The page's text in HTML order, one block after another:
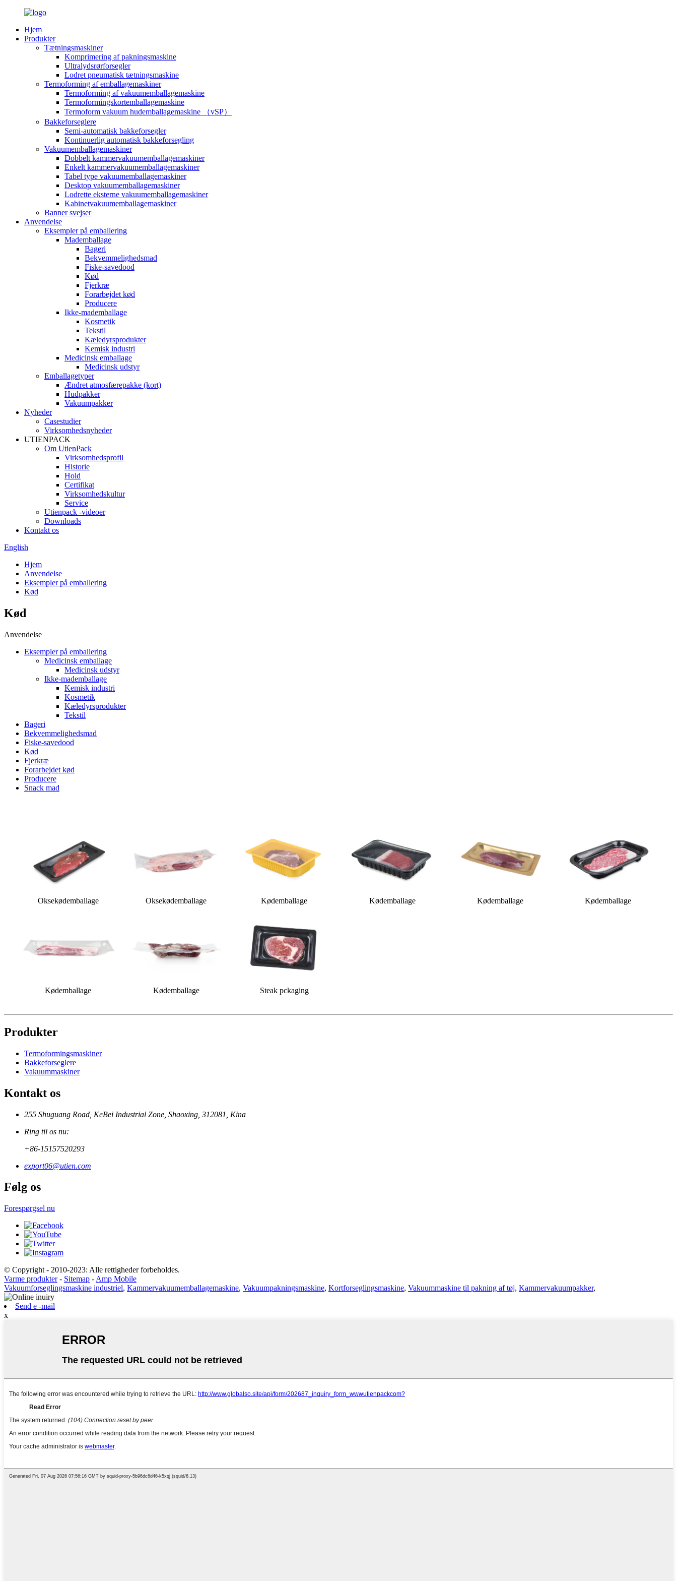
Hjem
Produkter
Tætningsmaskiner
Komprimering af pakningsmaskine
Ultralydsrørforsegler
Lodret pneumatisk tætningsmaskine
Termoforming af emballagemaskiner
Termoforming af vakuumemballagemaskine
Termoformingskortemballagemaskine
Termoform vakuum hudemballagemaskine （vSP）
Bakkeforseglere
Semi-automatisk bakkeforsegler
Kontinuerlig automatisk bakkeforsegling
Vakuumemballagemaskiner
Dobbelt kammervakuumemballagemaskiner
Enkelt kammervakuumemballagemaskiner
Tabel type vakuumemballagemaskiner
Desktop vakuumemballagemaskiner
Lodrette eksterne vakuumemballagemaskiner
Kabinetvakuumemballagemaskiner
Banner svejser
Anvendelse
Eksempler på emballering
Mademballage
Bageri
Bekvemmelighedsmad
Fiske-savedood
Kød
Fjerkræ
Forarbejdet kød
Producere
Ikke-mademballage
Kosmetik
Tekstil
Kæledyrsprodukter
Kemisk industri
Medicinsk emballage
Medicinsk udstyr
Emballagetyper
Ændret atmosfærepakke (kort)
Hudpakker
Vakuumpakker
Nyheder
Casestudier
Virksomhedsnyheder
UTIENPACK
Om UtienPack
Virksomhedsprofil
Historie
Hold
Certifikat
Virksomhedskultur
Service
Utienpack -videoer
Downloads
Kontakt os
English
Hjem
Anvendelse
Eksempler på emballering
Kød
Kød
Anvendelse
Eksempler på emballering
Medicinsk emballage
Medicinsk udstyr
Ikke-mademballage
Kemisk industri
Kosmetik
Kæledyrsprodukter
Tekstil
Bageri
Bekvemmelighedsmad
Fiske-savedood
Kød
Fjerkræ
Forarbejdet kød
Producere
Snack mad
Oksekødemballage Oksekødemballage Kødemballage Kødemballage Kødemballage Kødemballage
Kødemballage Kødemballage Steak pckaging
Produkter
Termoformingsmaskiner
Bakkeforseglere
Vakuummaskiner
Kontakt os
255 Shuguang Road, KeBei Industrial Zone, Shaoxing, 312081, Kina
Ring til os nu:
+86-15157520293
export06@utien.com
Følg os
Forespørgsel nu
© Copyright - 2010-2023: Alle rettigheder forbeholdes.
Varme produkter- Sitemap - Amp Mobile
Vakuumforseglingsmaskine industriel, Kammervakuumemballagemaskine, Vakuumpakningsmaskine, Kortforseglingsmaskine, Vakuummaskine til pakning af tøj, Kammervakuumpakker,
Send e -mail
x